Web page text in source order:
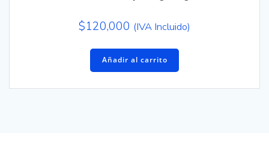
$120,000 (IVA Incluido)
Añadir al carrito